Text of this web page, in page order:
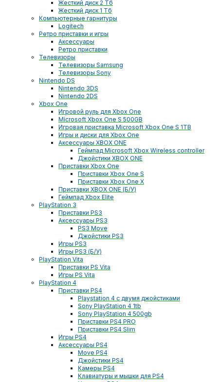
Жесткий диск 2 Тб
Жесткий диск 1 Тб
Компьютерные гарнитуры
Logitech
Ретро приставки и игры
Аксессуары
Ретро приставки
Телевизоры
Телевизоры Samsung
Телевизоры Sony
Nintendo DS
Nintendo 3DS
Nintendo 2DS
Xbox One
Игровой руль для Xbox One
Microsoft Xbox One S 500GB
Игровая приставка Microsoft Xbox One S 1TB
Игры и диски для Xbox One
Аксессуары XBOX ONE
Геймпад Microsoft Xbox Wireless controller
Джойстики XBOX ONE
Приставки Xbox One
Приставки Xbox One S
Приставки Xbox One X
Приставки XBOX ONE (Б/У)
Геймпад Xbox Elite
PlayStation 3
Приставки PS3
Аксессуары PS3
PS3 Move
Джойстики PS3
Игры PS3
Игры PS3 (Б/У)
PlayStation Vita
Приставки PS Vita
Игры PS Vita
PlayStation 4
Приставки PS4
Playstation 4 с двумя джойстиками
Sony PlayStation 4 1tb
Sony PlayStation 4 500gb
Приставки PS4 PRO
Приставки PS4 Slim
Игры PS4
Аксессуары PS4
Move PS4
Джойстики PS4
Камеры PS4
Клавиатуры и мышки для PS4